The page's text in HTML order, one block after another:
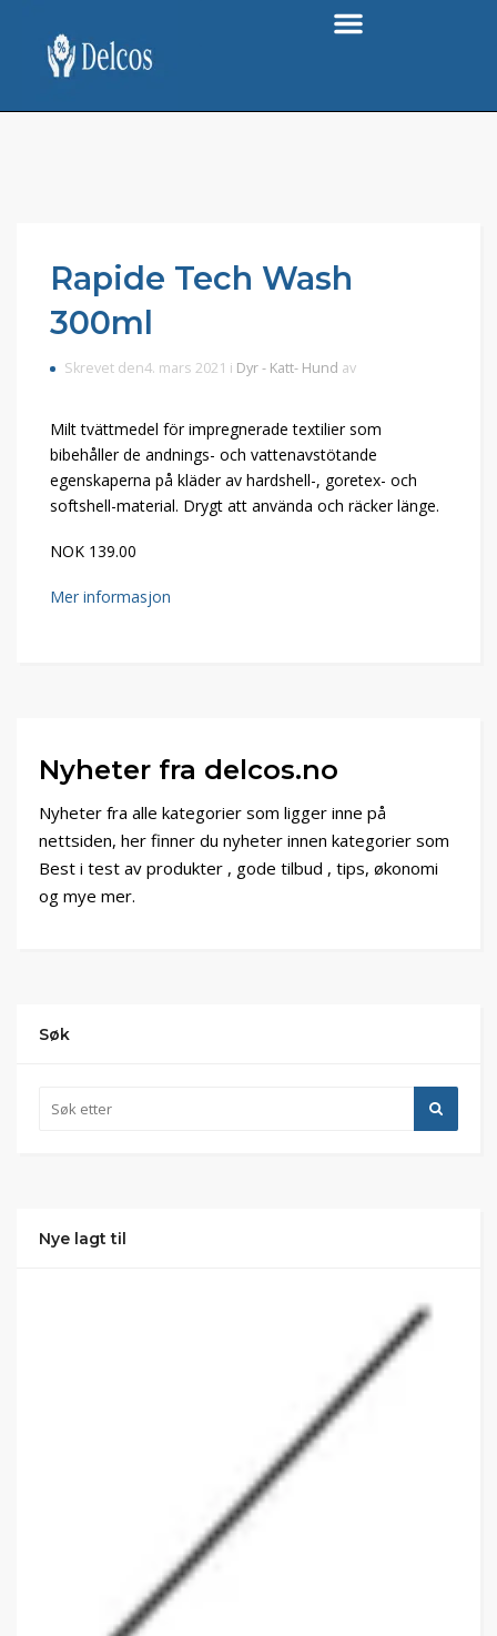
Rapide Tech Wash
300ml
Skrevet den4. mars 2021 i Dyr - Katt- Hund av
Milt tvättmedel för impregnerade textilier som
bibehåller de andnings- och vattenavstötande
egenskaperna på kläder av hardshell-, goretex- och
softshell-material. Drygt att använda och räcker länge.
NOK 139.00
Mer informasjon
Nyheter fra delcos.no
Nyheter fra alle kategorier som ligger inne på
nettsiden, her finner du nyheter innen kategorier som
Best i test av produkter , gode tilbud , tips, økonomi
og mye mer.
Søk
Nye lagt til